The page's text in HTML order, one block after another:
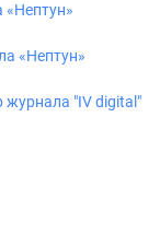
«Нептун»
"IV digital"